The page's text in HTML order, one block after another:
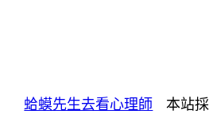
蛤蟆先生去看心理師 本站